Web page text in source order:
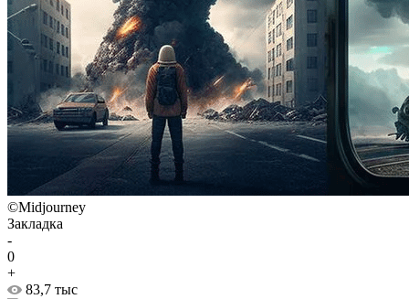
©Midjourney
Закладка
-
0
+
83,7 тыс